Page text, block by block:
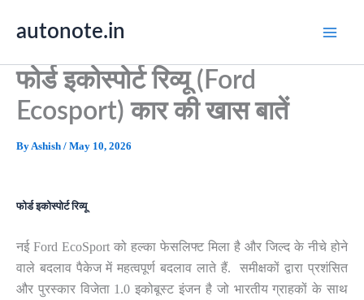
autonote.in
फोर्ड इकोस्पोर्ट रिव्यू (Ford
Ecosport) कार की खास बातें
ByAshish / May 10, 2026
फोर्ड इकोस्पोर्ट रिव्यू
नई Ford EcoSport को हल्का फेसलिफ्ट मिला है और जिल्द के नीचे होने
वाले बदलाव पैकेज में महत्वपूर्ण बदलाव लाते हैं. समीक्षकों द्वारा प्रशंसित
और पुरस्कार विजेता 1.0 इकोबूस्ट इंजन है जो भारतीय ग्राहकों के साथ